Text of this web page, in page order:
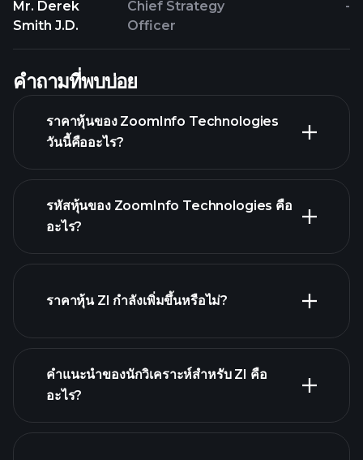
Mr. Derek
Smith J.D.
Chief Strategy
Officer
-
คำถามที่พบบ่อย
ราคาหุ้นของ ZoomInfo Technologies
วันนี้คืออะไร?
กราฟขั้นสูง
รหัสหุ้นของ ZoomInfo Technologies คือ
อะไร?
ราคาหุ้น ZI กำลังเพิ่มขึ้นหรือไม่?
คำแนะนำของนักวิเคราะห์สำหรับ ZI คือ
อะไร?